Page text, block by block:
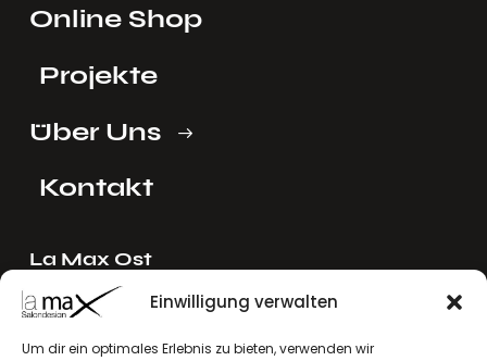
Einwilligung verwalten
Um dir ein optimales Erlebnis zu bieten, verwenden wir
Online Shop
Projekte
Über Uns
Kontakt
La Max Ost
Ing. Reinhard Mayer e.U.
Stadlgasse 4
2122 Riedenthal, Austria